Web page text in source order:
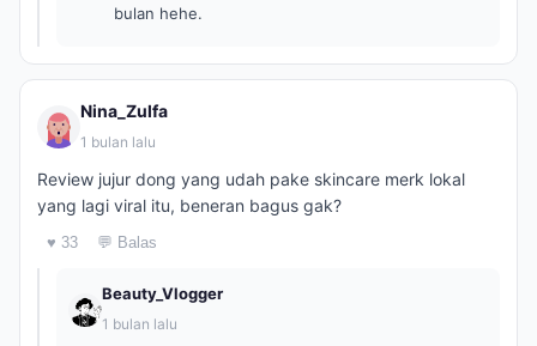
bulan hehe.
Nina_Zulfa
1 bulan lalu
Review jujur dong yang udah pake skincare merk lokal
yang lagi viral itu, beneran bagus gak?
♥ 33 💬 Balas
Beauty_Vlogger
1 bulan lalu